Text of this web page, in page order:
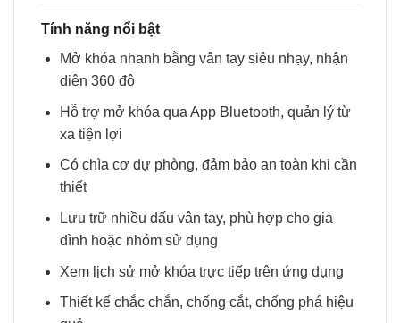
Tính năng nổi bật
Mở khóa nhanh bằng vân tay siêu nhạy, nhận
diện 360 độ
Hỗ trợ mở khóa qua App Bluetooth, quản lý từ
xa tiện lợi
Có chìa cơ dự phòng, đảm bảo an toàn khi cần
thiết
Lưu trữ nhiều dấu vân tay, phù hợp cho gia
đình hoặc nhóm sử dụng
Xem lịch sử mở khóa trực tiếp trên ứng dụng
Thiết kế chắc chắn, chống cắt, chống phá hiệu